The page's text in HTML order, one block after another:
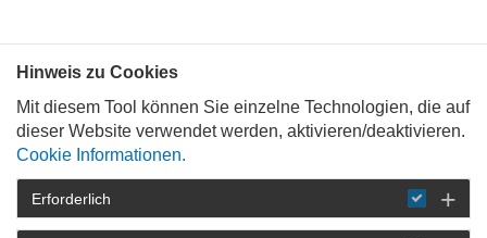
STARTSEITE
PREISE
UND AUSZEICHNUNGSVERFAHREN
Hinweis zu Cookies
Mit diesem Tool können Sie einzelne Technologien, die auf
dieser Website verwendet werden, aktivieren/deaktivieren.
Cookie Informationen.
Erforderlich